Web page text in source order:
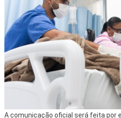
A comunicação oficial será feita por